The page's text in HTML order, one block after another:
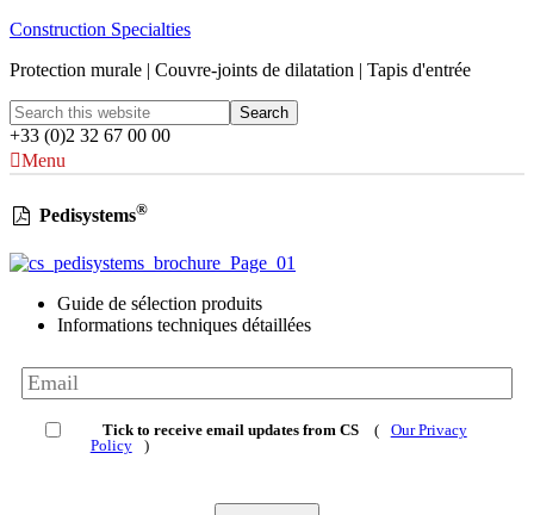
Construction Specialties
Protection murale | Couvre-joints de dilatation | Tapis d'entrée
+33 (0)2 32 67 00 00
Menu
Pedisystems®
Guide de sélection produits
Informations techniques détaillées
Tick to receive email updates from CS (
Our Privacy
Policy
)